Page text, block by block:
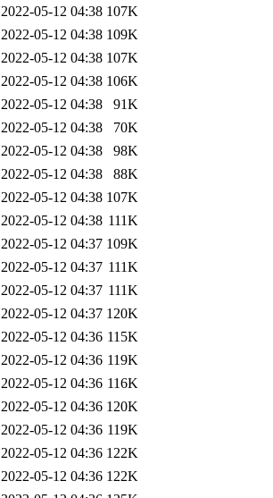
2022-05-12 04:38 107K
2022-05-12 04:38 109K
2022-05-12 04:38 107K
2022-05-12 04:38 106K
2022-05-12 04:38
91K
2022-05-12 04:38
70K
2022-05-12 04:38
98K
2022-05-12 04:38
88K
2022-05-12 04:38 107K
2022-05-12 04:38 111K
2022-05-12 04:37 109K
2022-05-12 04:37 111K
2022-05-12 04:37 111K
2022-05-12 04:37 120K
2022-05-12 04:36 115K
2022-05-12 04:36 119K
2022-05-12 04:36 116K
2022-05-12 04:36 120K
2022-05-12 04:36 119K
2022-05-12 04:36 122K
2022-05-12 04:36 122K